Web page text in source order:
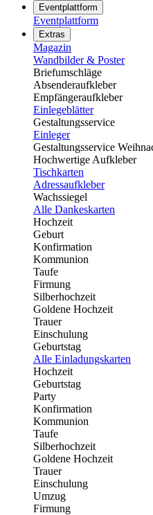
Eventplattform
Eventplattform
Extras
Magazin
Wandbilder & Poster
Briefumschläge
Absenderaufkleber
Empfängeraufkleber
Einlegeblätter
Gestaltungsservice
Einleger
Gestaltungsservice
Hochwertige Aufkleber
Tischkarten
Adressaufkleber
Wachssiegel
Alle Dankeskarten
Hochzeit
Geburt
Konfirmation
Kommunion
Taufe
Firmung
Silberhochzeit
Goldene Hochzeit
Trauer
Einschulung
Geburtstag
Alle Einladungskarten
Hochzeit
Geburtstag
Party
Konfirmation
Kommunion
Taufe
Silberhochzeit
Goldene Hochzeit
Trauer
Einschulung
Umzug
Firmung